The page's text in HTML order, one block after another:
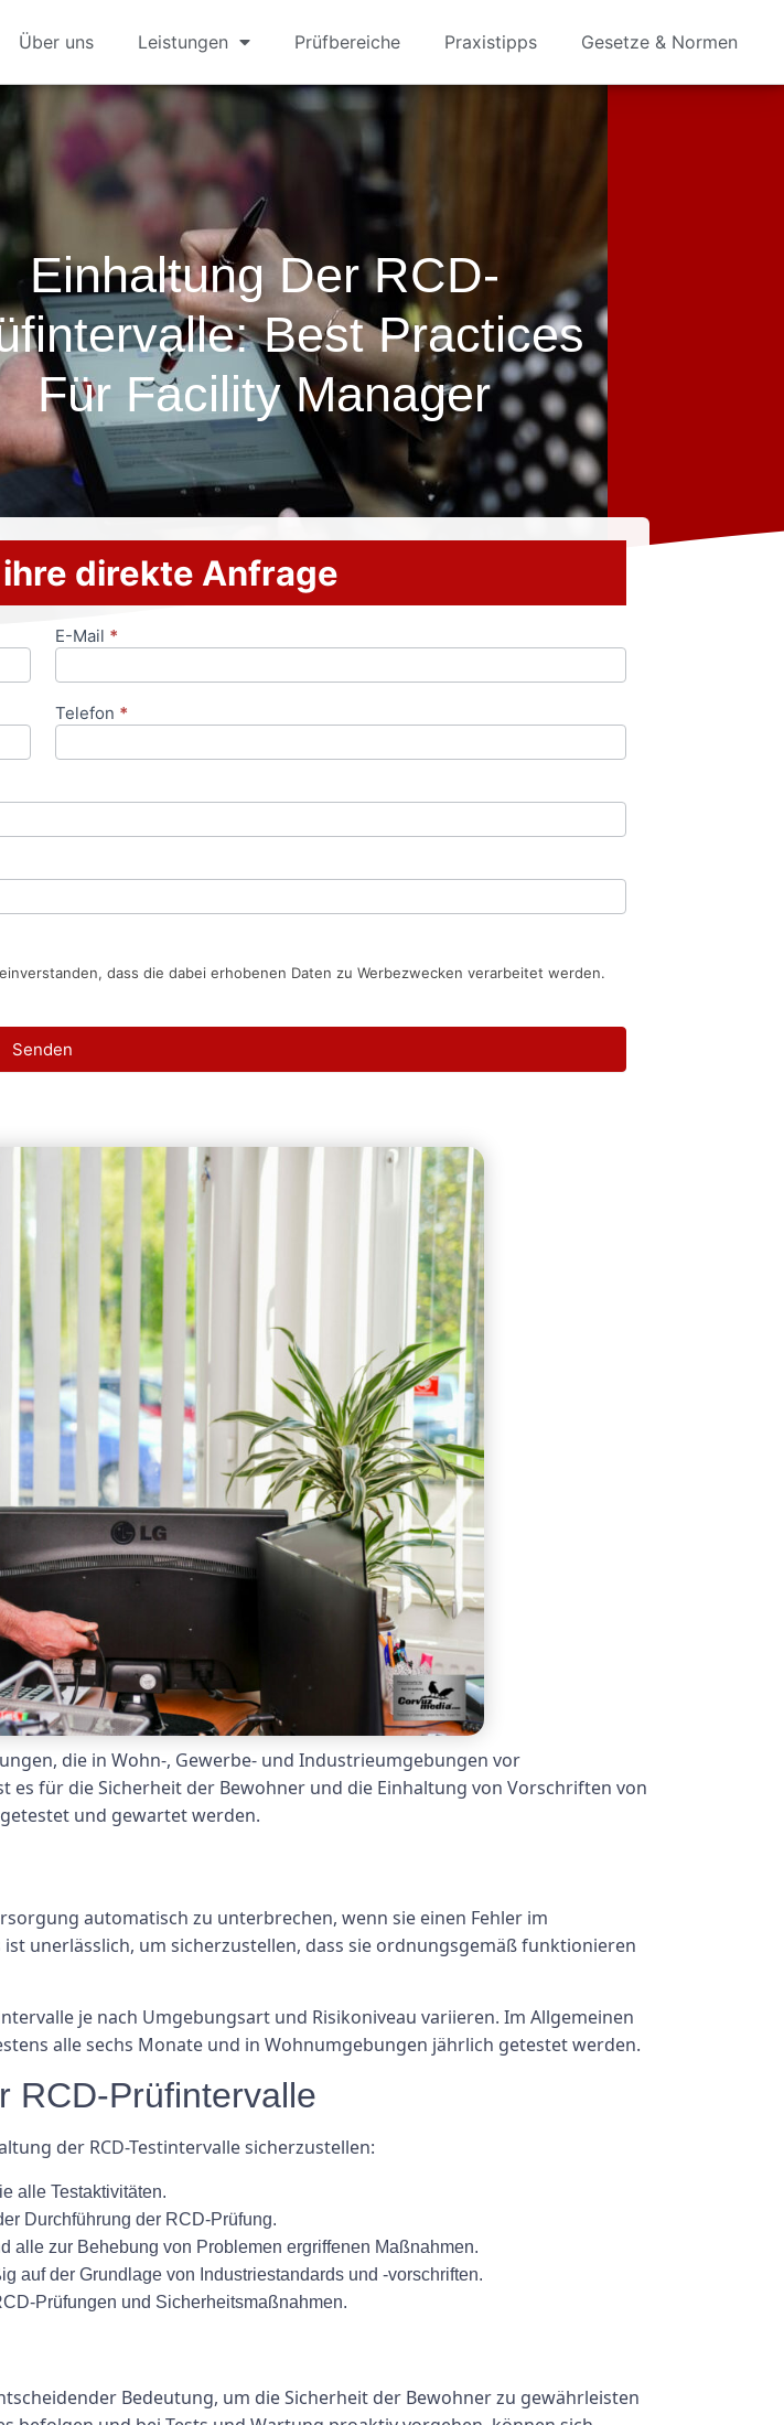
Über uns Leistungen Prüfbereiche Praxistipps Gesetze & Normen
Einhaltung Der RCD-
Best Practices
Für Facility Manager
direkte Anfrage
E-Mail *
Telefon *
dass die dabei erhobenen Daten zu Werbezwecken verarbeitet werden.
Senden
die in Wohn-, Gewerbe- und Industrieumgebungen vor
es für die Sicherheit der Bewohner und die Einhaltung von Vorschriften von
und gewartet werden.
automatisch zu unterbrechen, wenn sie einen Fehler im
unerlässlich, um sicherzustellen, dass sie ordnungsgemäß funktionieren
je nach Umgebungsart und Risikoniveau variieren. Im Allgemeinen
alle sechs Monate und in Wohnumgebungen jährlich getestet werden.
RCD-Prüfintervalle
der RCD-Testintervalle sicherzustellen:
alle Testaktivitäten.
Durchführung der RCD-Prüfung.
alle zur Behebung von Problemen ergriffenen Maßnahmen.
auf der Grundlage von Industriestandards und -vorschriften.
Prüfungen und Sicherheitsmaßnahmen.
Bedeutung, um die Sicherheit der Bewohner zu gewährleisten